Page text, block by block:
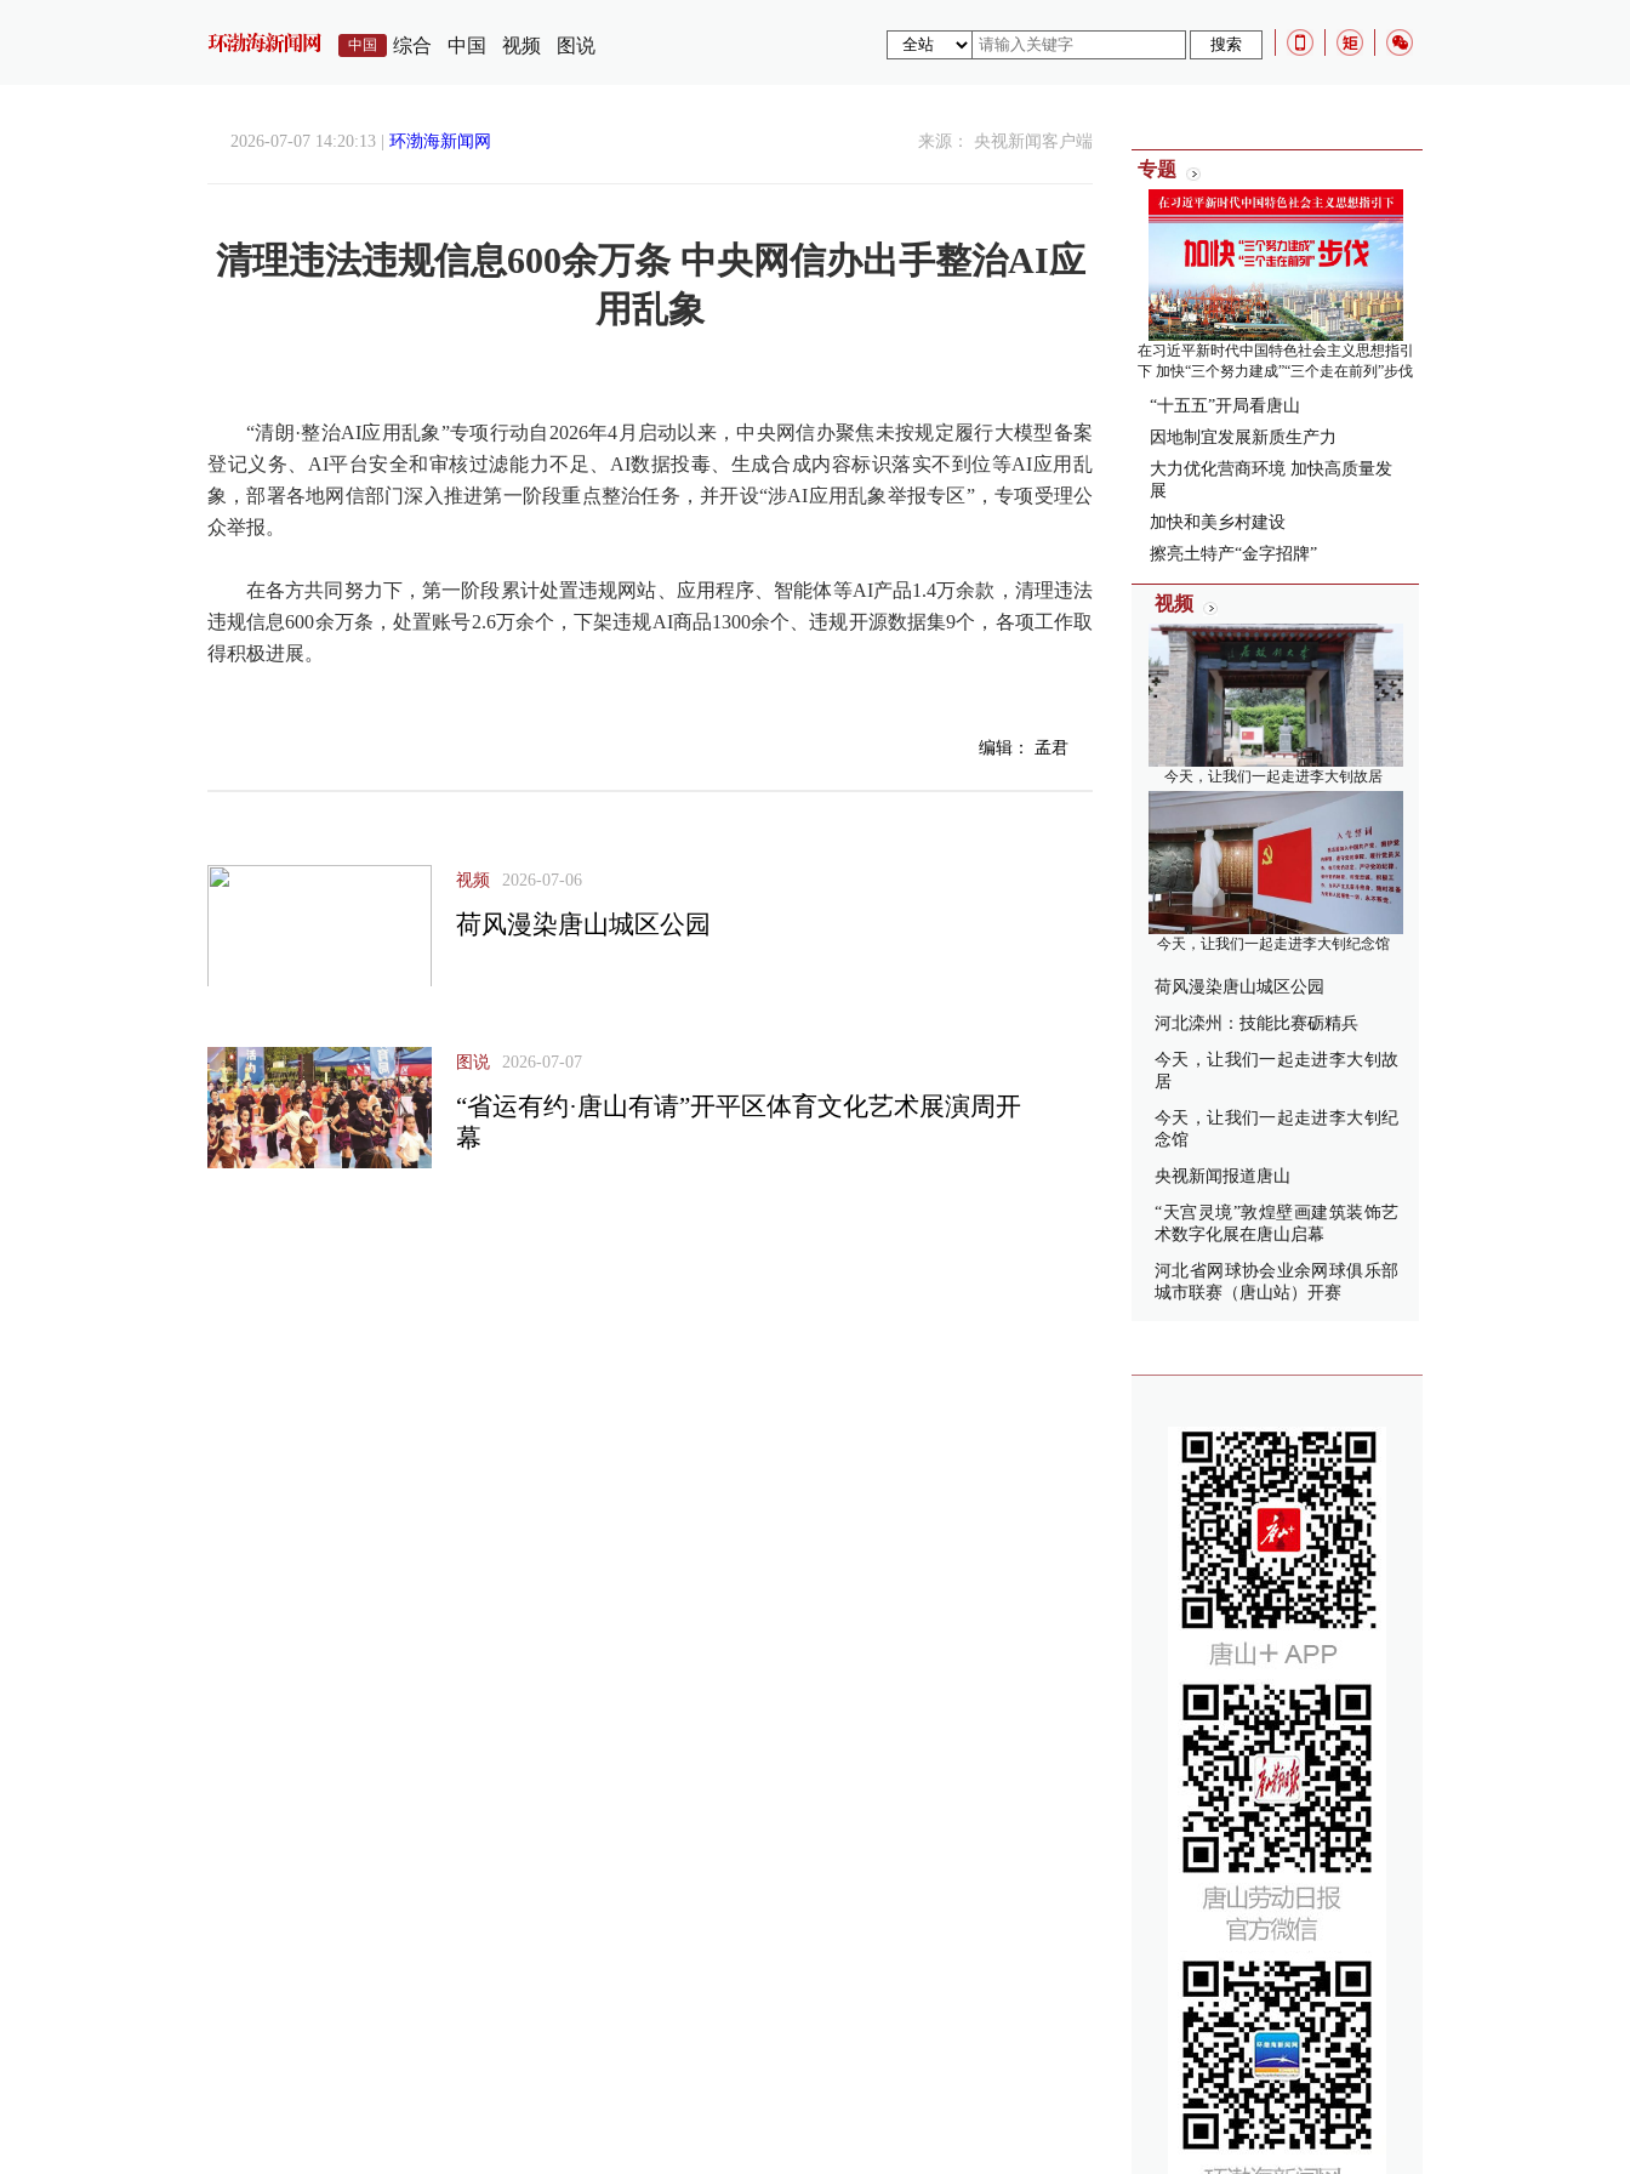
中国 综合 中国 视频 图说
2026-07-07 14:20:13 | 环渤海新闻网 来源： 央视新闻客户端
清理违法违规信息600余万条 中央网信办出手整治AI应
用乱象
“清朗·整治AI应用乱象”专项行动自2026年4月启动以来，中央网信办聚焦未按规定履行大模型备案
登记义务、AI平台安全和审核过滤能力不足、AI数据投毒、生成合成内容标识落实不到位等AI应用乱
象，部署各地网信部门深入推进第一阶段重点整治任务，并开设“涉AI应用乱象举报专区”，专项受理公
众举报。
在各方共同努力下，第一阶段累计处置违规网站、应用程序、智能体等AI产品1.4万余款，清理违法
违规信息600余万条，处置账号2.6万余个，下架违规AI商品1300余个、违规开源数据集9个，各项工作取
得积极进展。
编辑： 孟君
视频 2026-07-06
荷风漫染唐山城区公园
图说 2026-07-07
“省运有约·唐山有请”开平区体育文化艺术展演周开
幕
专题
在习近平新时代中国特色社会主义思想指引
下 加快“三个努力建成”“三个走在前列”步伐
“十五五”开局看唐山
因地制宜发展新质生产力
大力优化营商环境 加快高质量发
展
加快和美乡村建设
擦亮土特产“金字招牌”
视频
今天，让我们一起走进李大钊故居
今天，让我们一起走进李大钊纪念馆
荷风漫染唐山城区公园
河北滦州：技能比赛砺精兵
今天，让我们一起走进李大钊故
居
今天，让我们一起走进李大钊纪
念馆
央视新闻报道唐山
“天宫灵境”敦煌壁画建筑装饰艺
术数字化展在唐山启幕
河北省网球协会业余网球俱乐部
城市联赛（唐山站）开赛